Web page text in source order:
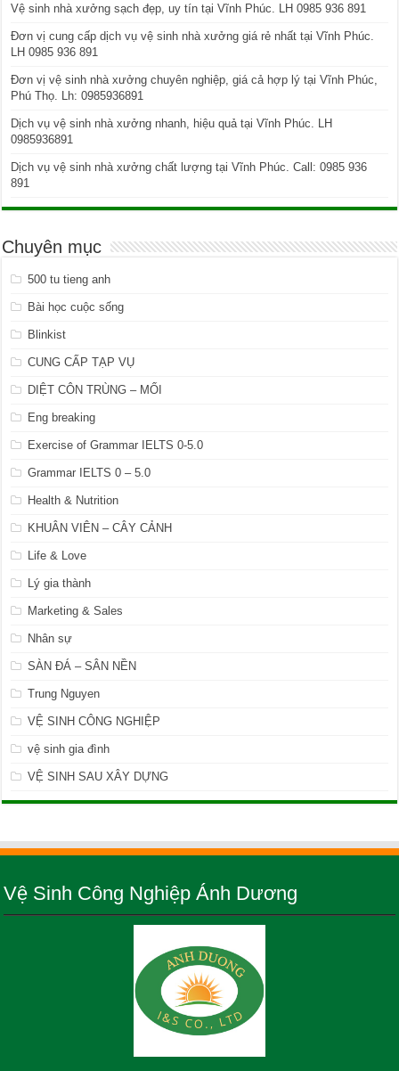
Vệ sinh nhà xưởng sạch đẹp, uy tín tại Vĩnh Phúc. LH 0985 936 891
Đơn vị cung cấp dịch vụ vệ sinh nhà xưởng giá rẻ nhất tại Vĩnh Phúc.
LH 0985 936 891
Đơn vị vệ sinh nhà xưởng chuyên nghiệp, giá cả hợp lý tại Vĩnh Phúc,
Phú Thọ. Lh: 0985936891
Dịch vụ vệ sinh nhà xưởng nhanh, hiệu quả tại Vĩnh Phúc. LH
0985936891
Dịch vụ vệ sinh nhà xưởng chất lượng tại Vĩnh Phúc. Call: 0985 936
891
Chuyên mục
500 tu tieng anh
Bài học cuộc sống
Blinkist
CUNG CẤP TẠP VỤ
DIỆT CÔN TRÙNG – MỐI
Eng breaking
Exercise of Grammar IELTS 0-5.0
Grammar IELTS 0 – 5.0
Health & Nutrition
KHUÂN VIÊN – CÂY CẢNH
Life & Love
Lý gia thành
Marketing & Sales
Nhân sự
SÀN ĐÁ – SÂN NỀN
Trung Nguyen
VỆ SINH CÔNG NGHIỆP
vệ sinh gia đình
VỆ SINH SAU XÂY DỰNG
Vệ Sinh Công Nghiệp Ánh Dương